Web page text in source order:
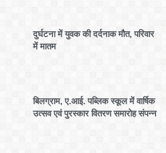
दुर्घटना में युवक की दर्दनाक मौत, परिवार
में मातम
बिलग्राम, ए.आई. पब्लिक स्कूल में वार्षिक
उत्सव एवं पुरस्कार वितरण समारोह संपन्न